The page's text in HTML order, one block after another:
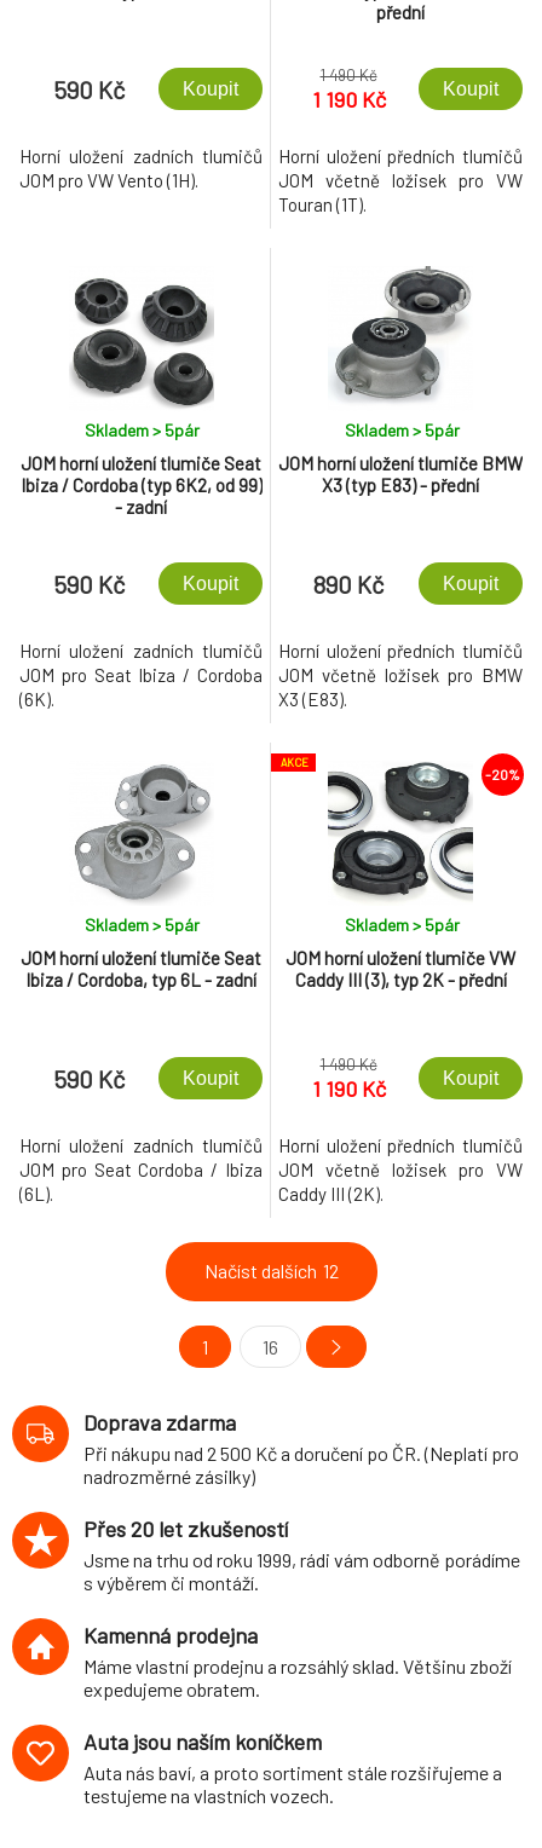
590 Kč Koupit
Horní uložení zadních tlumičů
JOM pro VW Vento (1H).
přední
1 490 Kč
1 190 Kč Koupit
Horní uložení předních tlumičů
JOM včetně ložisek pro VW
Touran (1T).
JOM horní uložení tlumiče Seat
Ibiza / Cordoba (typ 6K2, od 99)
- zadní
Skladem > 5pár
590 Kč Koupit
Horní uložení zadních tlumičů
JOM pro Seat Ibiza / Cordoba
(6K).
JOM horní uložení tlumiče BMW
X3 (typ E83) - přední
Skladem > 5pár
890 Kč Koupit
Horní uložení předních tlumičů
JOM včetně ložisek pro BMW
X3 (E83).
JOM horní uložení tlumiče Seat
Ibiza / Cordoba, typ 6L - zadní
Skladem > 5pár
590 Kč Koupit
Horní uložení zadních tlumičů
JOM pro Seat Cordoba / Ibiza
(6L).
AKCE
-20%
JOM horní uložení tlumiče VW
Caddy III (3), typ 2K - přední
Skladem > 5pár
1 490 Kč
1 190 Kč Koupit
Horní uložení předních tlumičů
JOM včetně ložisek pro VW
Caddy III (2K).
Načíst dalších 12
1 16
Doprava zdarma
Při nákupu nad 2 500 Kč a doručení po ČR. (Neplatí pro
nadrozměrné zásilky)
Přes 20 let zkušeností
Jsme na trhu od roku 1999, rádi vám odborně porádíme
s výběrem či montáží.
Kamenná prodejna
Máme vlastní prodejnu a rozsáhlý sklad. Většinu zboží
expedujeme obratem.
Auta jsou naším koníčkem
Auta nás baví, a proto sortiment stále rozšiřujeme a
testujeme na vlastních vozech.